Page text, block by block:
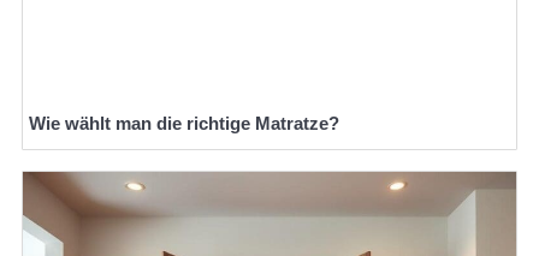
Wie wählt man die richtige Matratze?